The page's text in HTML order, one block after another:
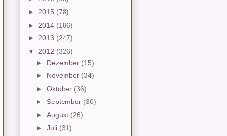
► 2015 (78)
► 2014 (186)
► 2013 (247)
▼ 2012 (326)
► Dezember (15)
► November (34)
► Oktober (36)
► September (30)
► August (26)
► Juli (31)